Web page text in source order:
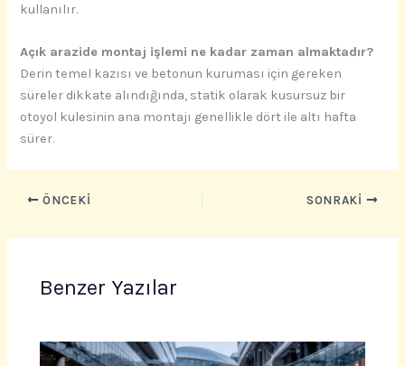
kullanılır.
Açık arazide montaj işlemi ne kadar zaman almaktadır?
Derin temel kazısı ve betonun kuruması için gereken
süreler dikkate alındığında, statik olarak kusursuz bir
otoyol kulesinin ana montajı genellikle dört ile altı hafta
sürer.
ÖNCEKI SONRAKI
Benzer Yazılar